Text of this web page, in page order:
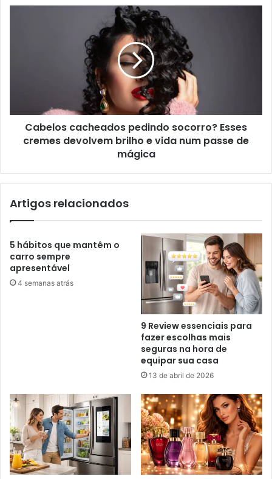
Cabelos cacheados pedindo socorro? Esses
cremes devolvem brilho e vida num passe de
mágica
Artigos relacionados
5 hábitos que mantêm o
carro sempre
apresentável
4 semanas atrás
9 Review essenciais para
fazer escolhas mais
seguras na hora de
equipar sua casa
13 de abril de 2026